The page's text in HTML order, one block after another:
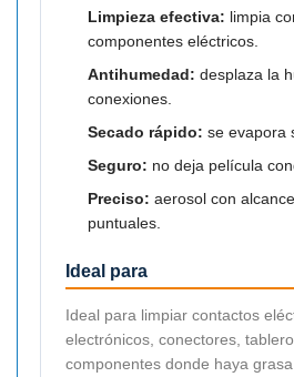
Limpieza efectiva: limpia
componentes eléctricos.
Antihumedad: desplaza la
conexiones.
Secado rápido: se evapora
Seguro: no deja película
Preciso: aerosol con
puntuales.
Ideal para
Ideal para limpiar contactos
electrónicos, conectores,
componentes donde haya grasa